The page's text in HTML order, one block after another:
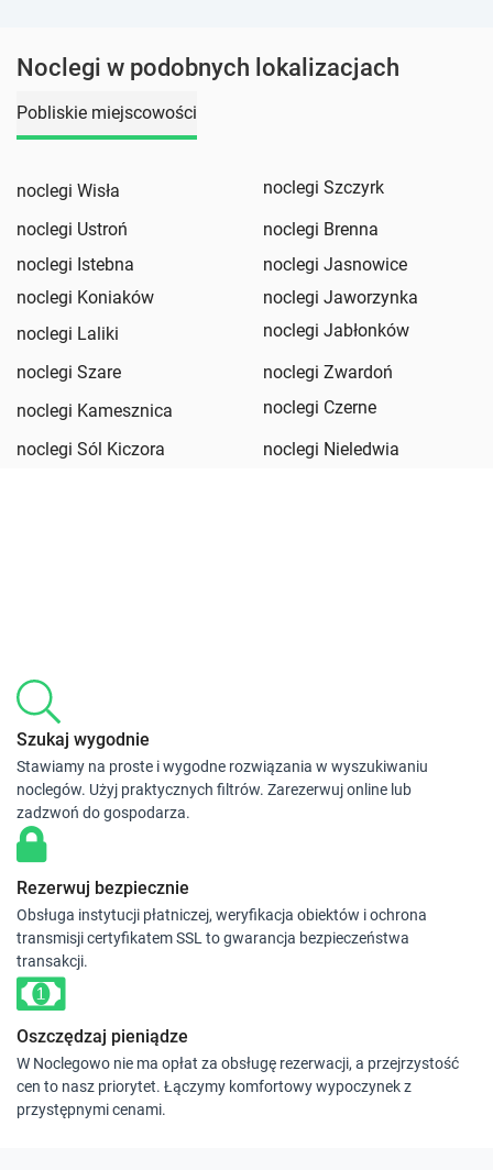
Noclegi w podobnych lokalizacjach
Pobliskie miejscowości
noclegi Wisła
noclegi Szczyrk
noclegi Ustroń
noclegi Brenna
noclegi Istebna
noclegi Jasnowice
noclegi Koniaków
noclegi Jaworzynka
noclegi Laliki
noclegi Jabłonków
noclegi Szare
noclegi Zwardoń
noclegi Kamesznica
noclegi Czerne
noclegi Sól Kiczora
noclegi Nieledwia
Szukaj wygodnie
Stawiamy na proste i wygodne rozwiązania w wyszukiwaniu
noclegów. Użyj praktycznych filtrów. Zarezerwuj online lub
zadzwoń do gospodarza.
Rezerwuj bezpiecznie
Obsługa instytucji płatniczej, weryfikacja obiektów i ochrona
transmisji certyfikatem SSL to gwarancja bezpieczeństwa
transakcji.
Oszczędzaj pieniądze
W Noclegowo nie ma opłat za obsługę rezerwacji, a przejrzystość
cen to nasz priorytet. Łączymy komfortowy wypoczynek z
przystępnymi cenami.